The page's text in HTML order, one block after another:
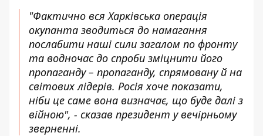
"Фактично вся Харківська операція
окупанта зводиться до намагання
послабити наші сили загалом по фронту
та водночас до спроби зміцнити його
пропаганду – пропаганду, спрямовану й на
світових лідерів. Росія хоче показати,
ніби це саме вона визначає, що буде далі з
війною", - сказав президент у вечірньому
зверненні.